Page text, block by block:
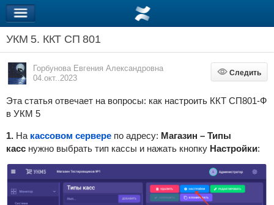
УКМ 5. ККТ СП 801
Горбунова Евгения Александровна
04.окт..2023
Следить
Следить
Эта статья отвечает на вопросы: как настроить ККТ СП801-Ф
в УКМ 5
1. На кассовом сервере по адресу: Магазин – Типы
касс нужно выбрать тип кассы и нажать кнопку Настройки: